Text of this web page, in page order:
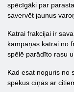
spēcīgāki par
savervēt jaunus
Katrai frakcijai ir
kampaņas katrai no
spēlē parādīto rasu
Kad esat noguris no
spēkus cīņās ar